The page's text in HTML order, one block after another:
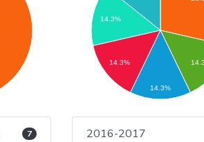
7
14.3%
14.3%
14.3%
2016-2017